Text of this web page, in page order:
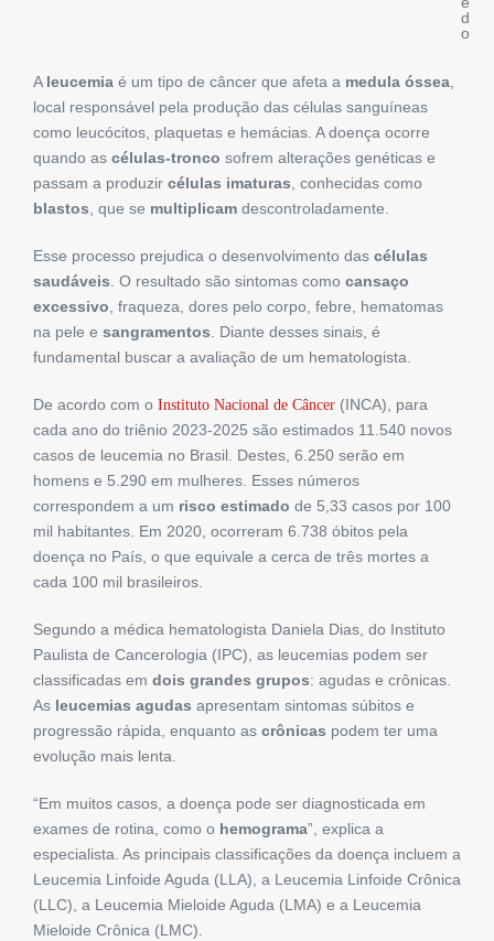
d
o
A leucemia é um tipo de câncer que afeta a medula óssea,
local responsável pela produção das células sanguíneas
como leucócitos, plaquetas e hemácias. A doença ocorre
quando as células-tronco sofrem alterações genéticas e
passam a produzir células imaturas, conhecidas como
blastos, que se multiplicam descontroladamente.
Esse processo prejudica o desenvolvimento das células
saudáveis. O resultado são sintomas como cansaço
excessivo, fraqueza, dores pelo corpo, febre, hematomas
na pele e sangramentos. Diante desses sinais, é
fundamental buscar a avaliação de um hematologista.
De acordo com o Instituto Nacional de Câncer (INCA), para
cada ano do triênio 2023-2025 são estimados 11.540 novos
casos de leucemia no Brasil. Destes, 6.250 serão em
homens e 5.290 em mulheres. Esses números
correspondem a um risco estimado de 5,33 casos por 100
mil habitantes. Em 2020, ocorreram 6.738 óbitos pela
doença no País, o que equivale a cerca de três mortes a
cada 100 mil brasileiros.
Segundo a médica hematologista Daniela Dias, do Instituto
Paulista de Cancerologia (IPC), as leucemias podem ser
classificadas em dois grandes grupos: agudas e crônicas.
As leucemias agudas apresentam sintomas súbitos e
progressão rápida, enquanto as crônicas podem ter uma
evolução mais lenta.
“Em muitos casos, a doença pode ser diagnosticada em
exames de rotina, como o hemograma”, explica a
especialista. As principais classificações da doença incluem a
Leucemia Linfoide Aguda (LLA), a Leucemia Linfoide Crônica
(LLC), a Leucemia Mieloide Aguda (LMA) e a Leucemia
Mieloide Crônica (LMC).